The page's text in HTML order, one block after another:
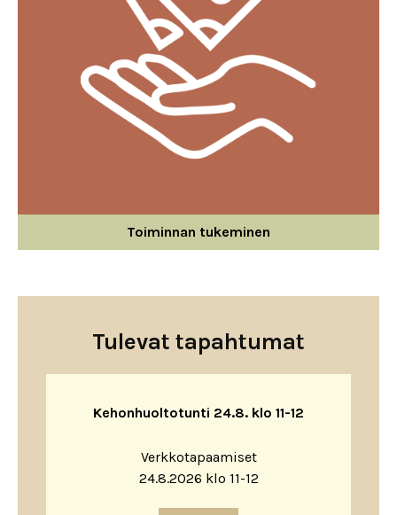
Toiminnan tukeminen
Tulevat tapahtumat
Kehonhuoltotunti 24.8. klo 11-12
Verkkotapaamiset
24.8.2026 klo 11-12